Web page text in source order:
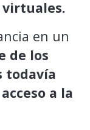
virtuales.
en un
de los
todavía
a la